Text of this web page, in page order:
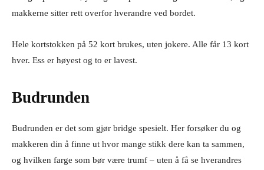
makkerne sitter rett overfor hverandre ved bordet.
Hele kortstokken på 52 kort brukes, uten jokere. Alle får 13 kort
hver. Ess er høyest og to er lavest.
Budrunden
Budrunden er det som gjør bridge spesielt. Her forsøker du og
makkeren din å finne ut hvor mange stikk dere kan ta sammen,
og hvilken farge som bør være trumf – uten å få se hverandres